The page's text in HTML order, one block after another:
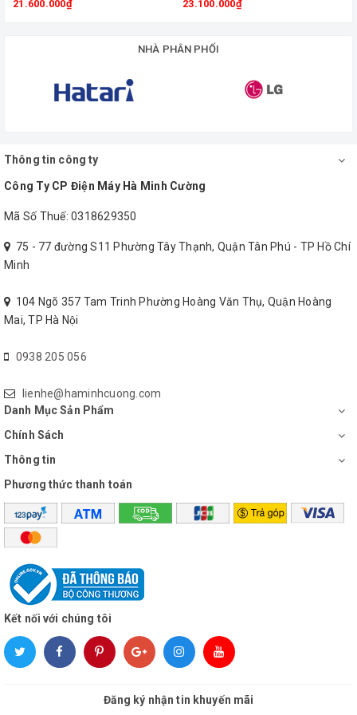
Công suất hoạt động 11.900 BTU phù
hợp cho phòng có diện tích 15 - 20
m2
Nếu lựa chọn điều hòa có công suất lớn cho phòng có diện tích
cho căn phòng lớn sẽ khiến điều hòa phải hoạt động liên tục để
làm lạnh hoặc sưởi ấm, gây tốn kém nhiều điện. Chính vì vậy,
phòng.
Sở hữu công suất hoạt động 11.900 BTU, điều hòa Daikin BTU
FTHF35RAVMV sẽ hoạt động hiệu quả ở căn phòng có diện tích
từ 15 - 20 m2.
Công nghệ Inverter tiết kiệm điện
21.600.000₫ 23.100.000₫
NHÀ PHÂN PHỐI
Thông tin công ty
Công Ty CP Điện Máy Hà Minh Cường
Mã Số Thuế: 0318629350
75 - 77 đường S11 Phường Tây Thạnh, Quận Tân Phú - TP Hồ Chí
Minh
104 Ngõ 357 Tam Trinh Phường Hoàng Văn Thụ, Quận Hoàng
Mai, TP Hà Nội
0938 205 056
lienhe@haminhcuong.com
Danh Mục Sản Phẩm
Chính Sách
Thông tin
Phương thức thanh toán
Kết nối với chúng tôi
Đăng ký nhận tin khuyến mãi